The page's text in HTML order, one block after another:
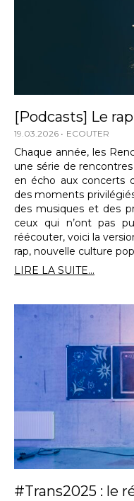
[Podcasts] Le
19.03.2026 ECOUTER
Chaque année, les
une série de
en écho aux concerts
des moments
des musiques et des
ceux qui n’ont pas
réécouter, voici la
rap, nouvelle culture
LIRE LA SUITE...
#Trans2025 : le